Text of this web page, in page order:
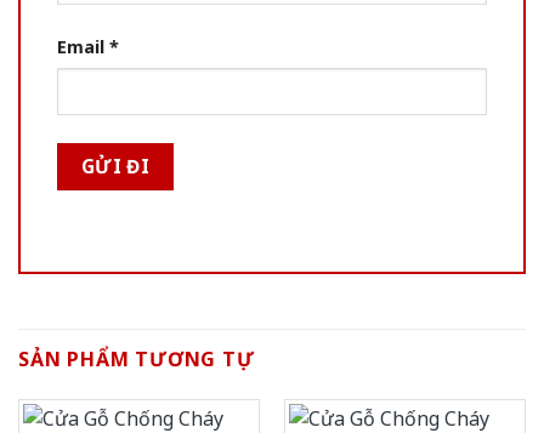
Email *
SẢN PHẨM TƯƠNG TỰ